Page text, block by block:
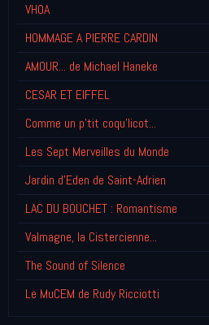
VHOA
HOMMAGE A PIERRE CARDIN
AMOUR... de Michael Haneke
CESAR ET EIFFEL
Comme un p'tit coqu'licot...
Les Sept Merveilles du Monde
Jardin d'Eden de Saint-Adrien
LAC DU BOUCHET : Romantisme
Valmagne, la Cistercienne...
The Sound of Silence
Le MuCEM de Rudy Ricciotti